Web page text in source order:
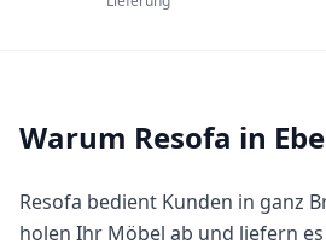
Warum Resofa in
Resofa bedient Kunden in ganz
holen Ihr Möbel ab und liefern